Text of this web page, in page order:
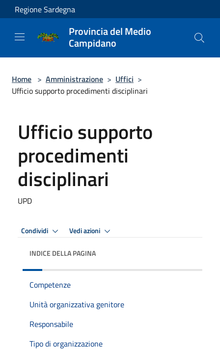
Salta al contenuto principale
Regione Sardegna
Provincia del Medio
Campidano
Home > Amministrazione > Uffici >
Ufficio supporto procedimenti disciplinari
Ufficio supporto
procedimenti
disciplinari
UPD
Condividi Vedi azioni
INDICE DELLA PAGINA
Competenze
Unità organizzativa genitore
Responsabile
Tipo di organizzazione